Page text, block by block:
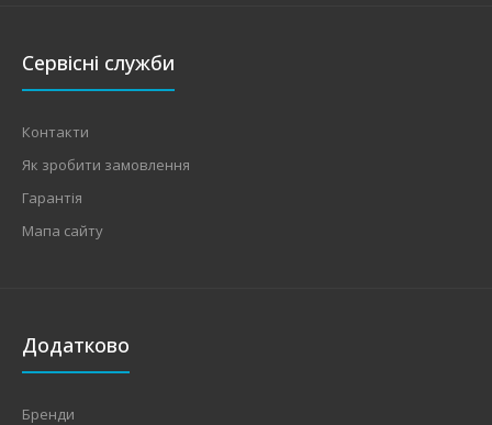
Сервісні служби
Контакти
Як зробити замовлення
Гарантія
Мапа сайту
Додатково
Бренди